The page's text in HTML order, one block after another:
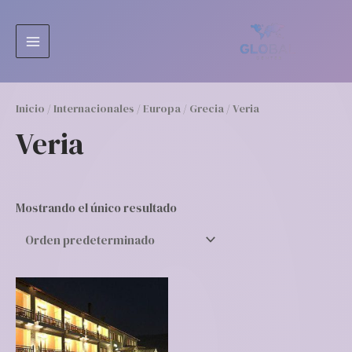
contenidoMENU
Inicio / Internacionales / Europa / Grecia / Veria
Veria
Mostrando el único resultado